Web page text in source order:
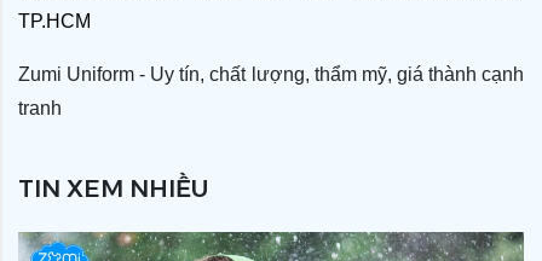
TIN XEM NHIỀU
TP.HCM
Zumi Uniform - Uy tín, chất lượng, thẩm mỹ, giá thành cạnh
tranh